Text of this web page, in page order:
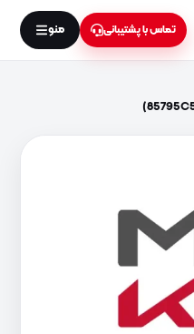
تماس با پشتیبانی منو